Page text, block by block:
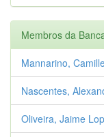
Membros da
Mannarino,
Nascentes,
Oliveira, Jaime